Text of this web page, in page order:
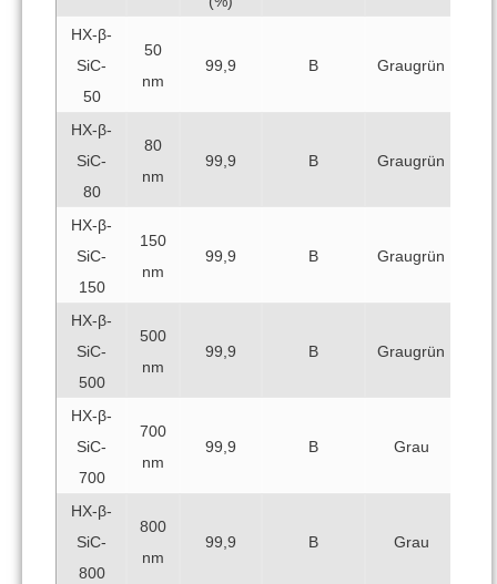
HX-β-
SiC-
50
50
nm
99,9 B Graugrün
HX-β-
SiC-
80
80
nm
99,9 B Graugrün
HX-β-
SiC-
150
150
nm
99,9 B Graugrün
HX-β-
SiC-
500
500
nm
99,9 B Graugrün
HX-β-
SiC-
700
700
nm
99,9 B Grau
HX-β-
SiC-
800
800
nm
99,9 B Grau